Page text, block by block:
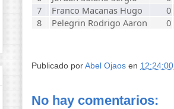
7
Franco Macanas Hugo 0
8
Pelegrin Rodrigo Aaron 0
Publicado porAbel Ojaos en 12:24:00
No hay comentarios: